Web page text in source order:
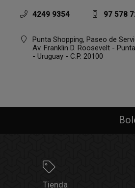
4249 9354 97 578
Punta Shopping, Paseo de
Av. Franklin D. Roosevelt -
- Uruguay - C.P. 20100
Tienda